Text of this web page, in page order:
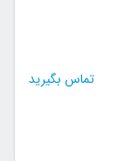
تماس بگیرید